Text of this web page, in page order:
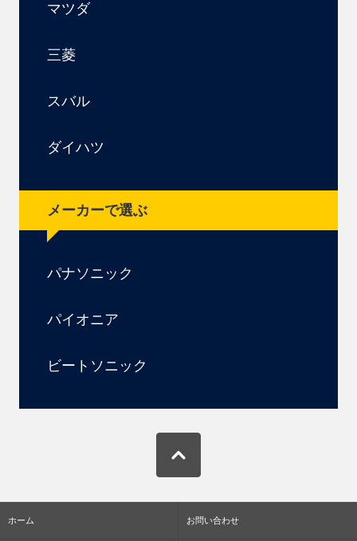
マツダ
三菱
スバル
ダイハツ
メーカーで選ぶ
パナソニック
パイオニア
ビートソニック
ホーム お問い合わせ